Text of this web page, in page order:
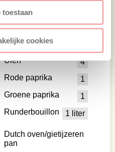
toestaan
cookies
Tijm
Knoflook
6 tenen
Olie
Uien
4
Rode paprika
1
Groene paprika
1
Runderbouillon
1 liter
Dutch oven/gietijzeren
pan